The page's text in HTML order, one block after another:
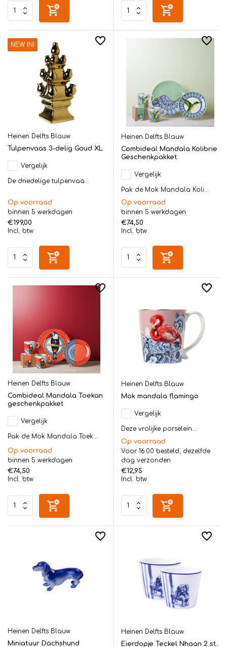
NEW IN!
Heinen Delfts Blauw
Tulpenvaas 3-delig Goud XL
Vergelijk
De driedelige tulpenvaa...
Op voorraad
binnen 5 werkdagen
€199,00
Incl. btw
Heinen Delfts Blauw
Combideal Mandala Kolibrie
Geschenkpakket
Vergelijk
Pak de Mok Mandala Koli...
Op voorraad
binnen 5 werkdagen
€74,50
Incl. btw
Heinen Delfts Blauw
Combideal Mandala Toekan
geschenkpakket
Vergelijk
Pak de Mok Mandala Toek...
Op voorraad
binnen 5 werkdagen
€74,50
Incl. btw
Heinen Delfts Blauw
Mok mandala flamingo
Vergelijk
Deze vrolijke porselein...
Op voorraad
Voor 16:00 besteld, dezelfde
dag verzonden
€12,95
Incl. btw
Heinen Delfts Blauw
Miniatuur Dachshund
Heinen Delfts Blauw
Eierdopje Teckel Nhaan 2 st.